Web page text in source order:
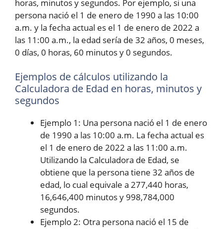
horas, minutos y segundos. Por ejemplo, si una
persona nació el 1 de enero de 1990 a las 10:00
a.m. y la fecha actual es el 1 de enero de 2022 a
las 11:00 a.m., la edad sería de 32 años, 0 meses,
0 días, 0 horas, 60 minutos y 0 segundos.
Ejemplos de cálculos utilizando la
Calculadora de Edad en horas, minutos y
segundos
Ejemplo 1: Una persona nació el 1 de enero
de 1990 a las 10:00 a.m. La fecha actual es
el 1 de enero de 2022 a las 11:00 a.m.
Utilizando la Calculadora de Edad, se
obtiene que la persona tiene 32 años de
edad, lo cual equivale a 277,440 horas,
16,646,400 minutos y 998,784,000
segundos.
Ejemplo 2: Otra persona nació el 15 de